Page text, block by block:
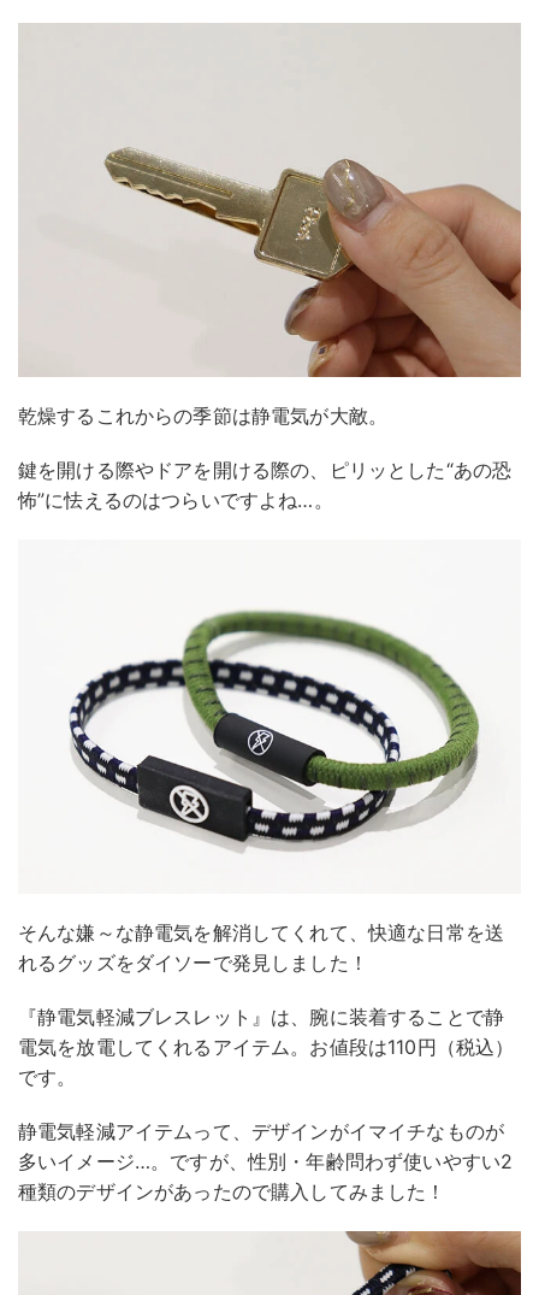
乾燥するこれからの季節は静電気が大敵。
鍵を開ける際やドアを開ける際の、ピリッとした“あの恐
怖”に怯えるのはつらいですよね…。
そんな嫌～な静電気を解消してくれて、快適な日常を送
れるグッズをダイソーで発見しました！
『静電気軽減ブレスレット』は、腕に装着することで静
電気を放電してくれるアイテム。お値段は110円（税込）
です。
静電気軽減アイテムって、デザインがイマイチなものが
多いイメージ…。ですが、性別・年齢問わず使いやすい2
種類のデザインがあったので購入してみました！